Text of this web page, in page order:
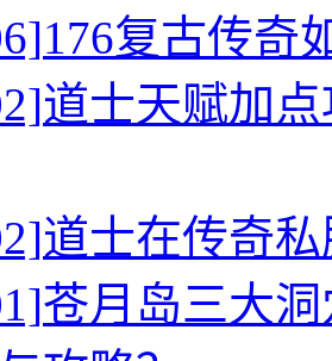
176复古传奇
道士天赋加
道士在传奇
苍月岛三大